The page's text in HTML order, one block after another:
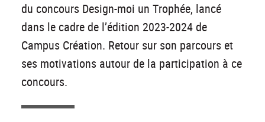
du concours Design-moi un Trophée, lancé
dans le cadre de l’édition 2023-2024 de
Campus Création. Retour sur son parcours et
ses motivations autour de la participation à ce
concours.